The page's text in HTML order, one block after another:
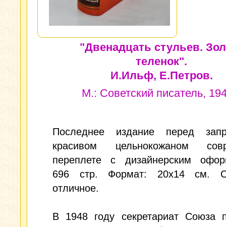
"Двенадцать стульев.
теленок".
И.Ильф, Е.Петров.
М.: Советский писатель,
Последнее издание перед
красивом цельнокожаном
переплете с дизайнерским
696 стр. Формат: 20x14 см.
отличное.
В 1948 году секретариат Союза